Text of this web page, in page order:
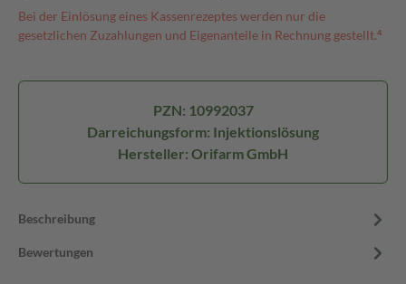
Bei der Einlösung eines Kassenrezeptes werden nur die
gesetzlichen Zuzahlungen und Eigenanteile in Rechnung gestellt.⁴
PZN: 10992037
Darreichungsform: Injektionslösung
Hersteller: Orifarm GmbH
Beschreibung
Bewertungen